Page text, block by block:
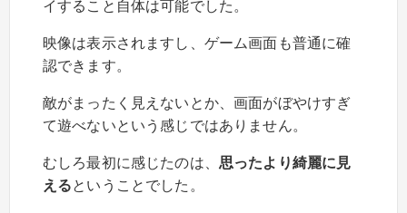
イすること自体は可能でした。
映像は表示されますし、ゲーム画面も普通に確
認できます。
敵がまったく見えないとか、画面がぼやけすぎ
て遊べないという感じではありません。
むしろ最初に感じたのは、 思ったより綺麗に見
えるということでした。